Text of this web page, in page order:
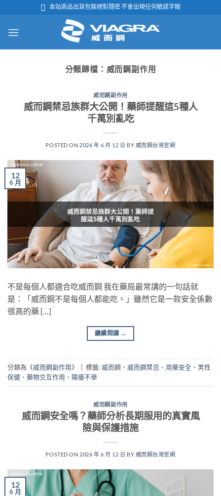
 本站商品出貨包裝絕對隱密 不會出現任何敏感字眼
分類歸檔： 威而鋼副作用
威而鋼副作用
威而鋼禁忌族群大公開！藥師提醒這5種人
千萬別亂吃
POSTED ON 2026 年 6 月 12 日 BY 威而鋼台灣官網
12
6 月
不是每個人都適合吃威而鋼 我在藥局最常講的一句話就
是：「威而鋼不是每個人都能吃。」雖然它是一款安全係數
很高的藥 […]
繼續閱讀 →
分類為《威而鋼副作用》 標籤: 威而鋼 、 威而鋼禁忌 、 用藥安全 、 男性
保健 、 藥物交互作用 、 陽痿不舉
威而鋼副作用
威而鋼安全嗎？藥師分析長期服用的真實風
險與保護措施
POSTED ON 2026 年 6 月 12 日 BY 威而鋼台灣官網
12
6 月